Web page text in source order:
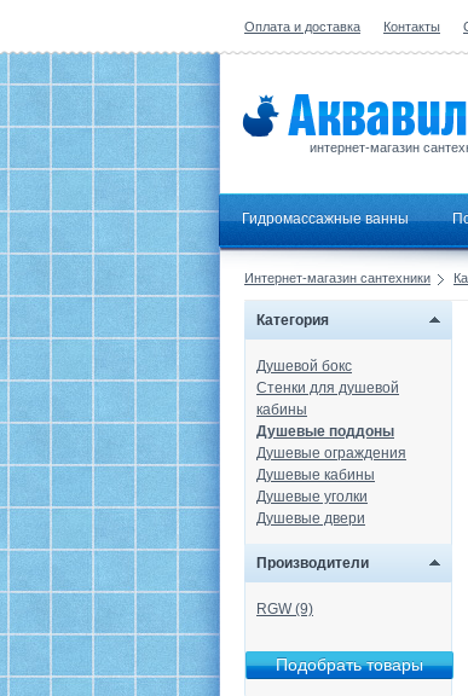
Оплата и доставка Контакты
интернет-магазин
Гидромассажные ванны
Интернет-магазин сантехники
Категория
Душевой бокс
Стенки для душевой
кабины
Душевые поддоны
Душевые ограждения
Душевые кабины
Душевые уголки
Душевые двери
Производители
RGW (9)